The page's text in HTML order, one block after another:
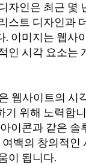
자인은 최근 몇
스트 디자인과
. 이미지는 웹사
인 시각 요소는
웹사이트의 시
기 위해 노력합
이콘과 같은
백의 창의적
이 됩니다.